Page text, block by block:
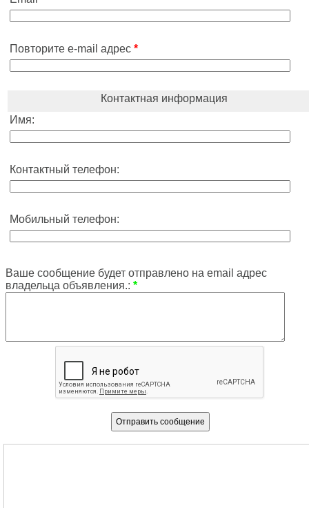
Повторите e-mail адрес *
Контактная информация
Имя:
Контактный телефон:
Мобильный телефон:
Ваше сообщение будет отправлено на email адрес
владельца объявления.: *